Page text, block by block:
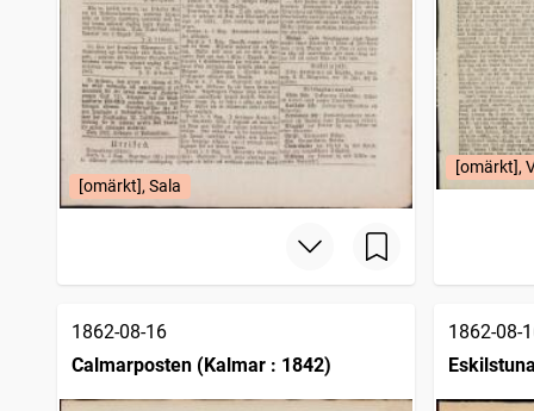
[omärkt], Sala
[omärkt],
1862-08-16
Calmarposten (Kalmar : 1842)
1862-08-